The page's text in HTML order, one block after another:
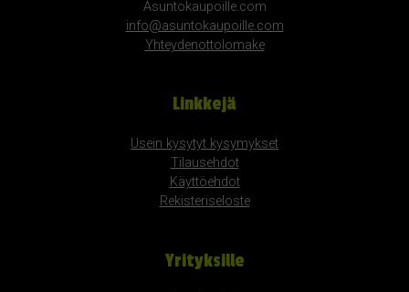
Asuntokaupoille.com
info@asuntokaupoille.com
Yhteydenottolomake
Linkkejä
Usein kysytyt kysymykset
Tilausehdot
Käyttöehdot
Rekisteriseloste
Yrityksille